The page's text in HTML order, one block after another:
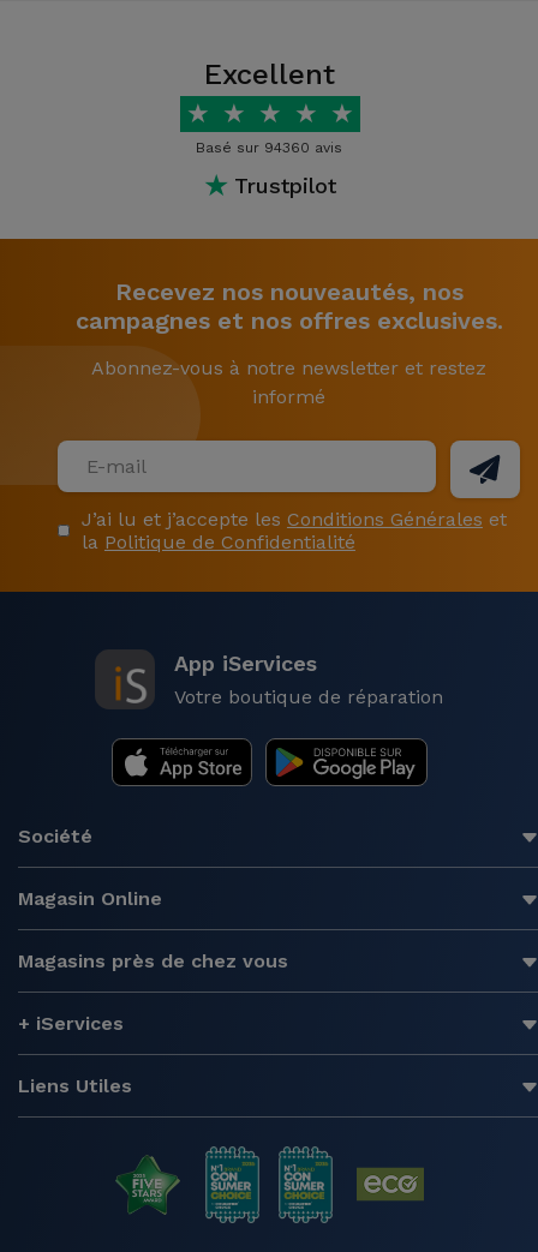
Excellent
★ ★ ★ ★ ★
Basé sur 94360 avis
★ Trustpilot
Recevez nos nouveautés, nos
campagnes et nos offres exclusives.
Abonnez-vous à notre newsletter et restez
informé
J’ai lu et j’accepte les Conditions Générales et
la Politique de Confidentialité
App iServices
Votre boutique de réparation
Société
Magasin Online
Magasins près de chez vous
+ iServices
Liens Utiles